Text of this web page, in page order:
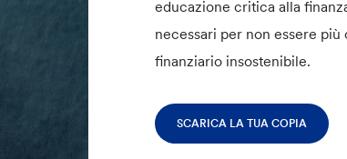
educazione critica alla
necessari per non essere
finanziario insostenibile.
SCARICA LA TUA COPIA